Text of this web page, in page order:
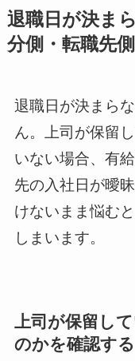
退職日が決ま
分側・転職先
退職日が決まら
ん。上司が保留
いない場合、有
先の入社日が曖
けないまま悩む
しまいます。
上司が保留し
のかを確認する